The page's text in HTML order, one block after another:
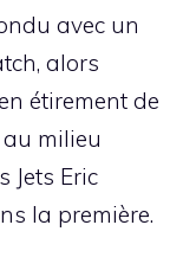
avec un
alors
étirement de
milieu
Jets Eric
la première.